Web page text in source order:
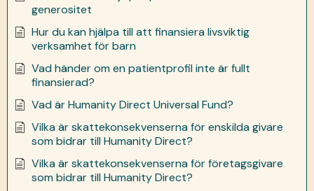
generositet
Hur du kan hjälpa till att finansiera livsviktig
verksamhet för barn
Vad händer om en patientprofil inte är fullt
finansierad?
Vad är Humanity Direct Universal Fund?
Vilka är skattekonsekvenserna för enskilda givare
som bidrar till Humanity Direct?
Vilka är skattekonsekvenserna för företagsgivare
som bidrar till Humanity Direct?